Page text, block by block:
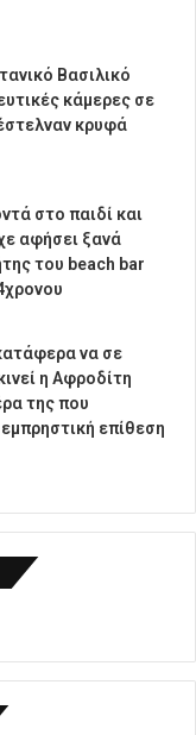
Βασιλικό
κάμερες σε
κρυφά
στο παιδί και
αφήσει ξανά
του beach bar
να σε
η Αφροδίτη
της που
επίθεση